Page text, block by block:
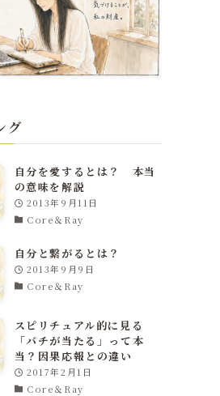
グ
自分を愛するとは？ 本当
の意味を解説
2013年9月11日
Core＆Ray
自分と繋がるとは？
2013年9月9日
Core＆Ray
スピリチュアル的に見る
「バチが当たる」って本
当？因果応報との違い
2017年2月1日
Core＆Ray